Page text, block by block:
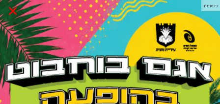
× פרסומת